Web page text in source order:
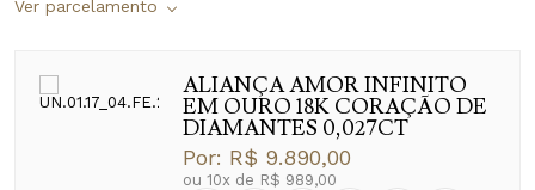
ALIANÇA AMOR INFINITO
EM OURO 18K CORAÇÃO DE
DIAMANTES 0,027CT
Por: R$ 9.890,00
ou 10x de R$ 989,00